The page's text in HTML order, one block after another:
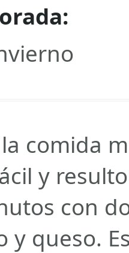
comida
y
con
y queso.